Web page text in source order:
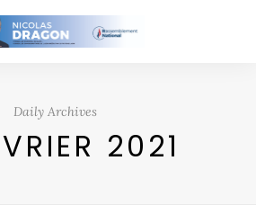
Daily Archives
2021